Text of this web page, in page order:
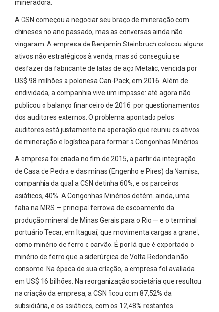
mineradora.
A CSN começou a negociar seu braço de mineração com
chineses no ano passado, mas as conversas ainda não
vingaram. A empresa de Benjamin Steinbruch colocou alguns
ativos não estratégicos à venda, mas só conseguiu se
desfazer da fabricante de latas de aço Metalic, vendida por
US$ 98 milhões à polonesa Can-Pack, em 2016. Além de
endividada, a companhia vive um impasse: até agora não
publicou o balanço financeiro de 2016, por questionamentos
dos auditores externos. O problema apontado pelos
auditores está justamente na operação que reuniu os ativos
de mineração e logística para formar a Congonhas Minérios.
A empresa foi criada no fim de 2015, a partir da integração
de Casa de Pedra e das minas (Engenho e Pires) da Namisa,
companhia da qual a CSN detinha 60%, e os parceiros
asiáticos, 40%. A Congonhas Minérios detém, ainda, uma
fatia na MRS — principal ferrovia de escoamento da
produção mineral de Minas Gerais para o Rio — e o terminal
portuário Tecar, em Itaguaí, que movimenta cargas a granel,
como minério de ferro e carvão. É por lá que é exportado o
minério de ferro que a siderúrgica de Volta Redonda não
consome. Na época de sua criação, a empresa foi avaliada
em US$ 16 bilhões. Na reorganização societária que resultou
na criação da empresa, a CSN ficou com 87,52% da
subsidiária, e os asiáticos, com os 12,48% restantes.